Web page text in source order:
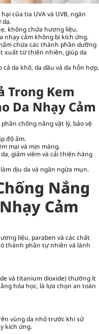
của tia UVA và UVB, ngăn
da.
không chứa hương liệu,
nhạy cảm không bị kích ứng.
chứa các thành phần dưỡng
xuất từ thiên nhiên, giúp da
cả da khô, da dầu và da hỗn hợp,
Trong Kem
Da Nhạy Cảm
chống nắng vật lý, bảo vệ
độ ẩm.
mại và mịn màng.
giảm viêm và cải thiện hàng
dịu da và ngăn ngừa mụn.
Nắng
Cảm
liệu, paraben và các chất
thành phần tự nhiên và lành
và titanium dioxide) thường ít
hóa học, là lựa chọn an toàn
vùng da nhỏ trước khi sử
kích ứng.